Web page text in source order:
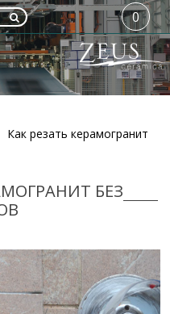
0
Как резать керамогранит
БЕЗ